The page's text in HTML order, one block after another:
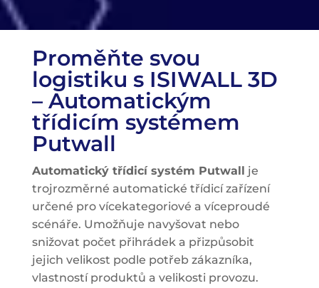
Proměňte svou
logistiku s ISIWALL 3D
– Automatickým
třídicím systémem
Putwall
Automatický třídicí systém Putwall
je
trojrozměrné automatické třídicí zařízení
určené pro vícekategoriové a víceproudé
scénáře. Umožňuje navyšovat nebo
snižovat počet přihrádek a přizpůsobit
jejich velikost podle potřeb zákazníka,
vlastností produktů a velikosti provozu.